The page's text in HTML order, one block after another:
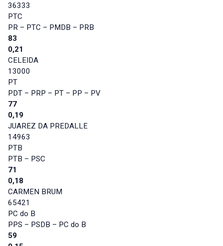
36333
PTC
PR – PTC – PMDB – PRB
83
0,21
CELEIDA
13000
PT
PDT – PRP – PT – PP – PV
77
0,19
JUAREZ DA PREDALLE
14963
PTB
PTB – PSC
71
0,18
CARMEN BRUM
65421
PC do B
PPS – PSDB – PC do B
59